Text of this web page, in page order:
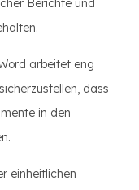
Berichte und
arbeitet eng
dass
in den
einheitlichen